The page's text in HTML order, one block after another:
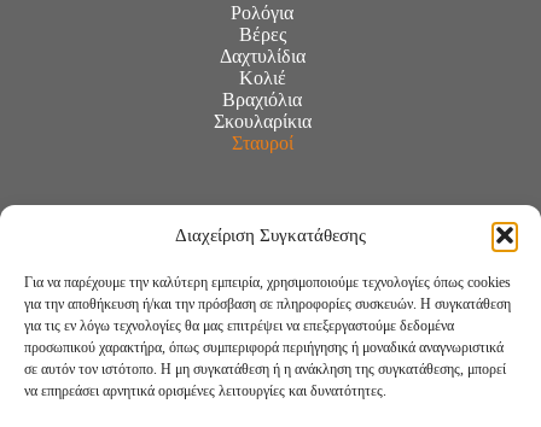
Διαχείριση Συγκατάθεσης
Για να παρέχουμε την καλύτερη εμπειρία, χρησιμοποιούμε τεχνολογίες όπως cookies
για την αποθήκευση ή/και την πρόσβαση σε πληροφορίες συσκευών. Η συγκατάθεση
για τις εν λόγω τεχνολογίες θα μας επιτρέψει να επεξεργαστούμε δεδομένα
προσωπικού χαρακτήρα, όπως συμπεριφορά περιήγησης ή μοναδικά αναγνωριστικά
σε αυτόν τον ιστότοπο. Η μη συγκατάθεση ή η ανάκληση της συγκατάθεσης, μπορεί
να επηρεάσει αρνητικά ορισμένες λειτουργίες και δυνατότητες.
Ρολόγια
Βέρες
Δαχτυλίδια
Κολιέ
Βραχιόλια
Σκουλαρίκια
Σταυροί